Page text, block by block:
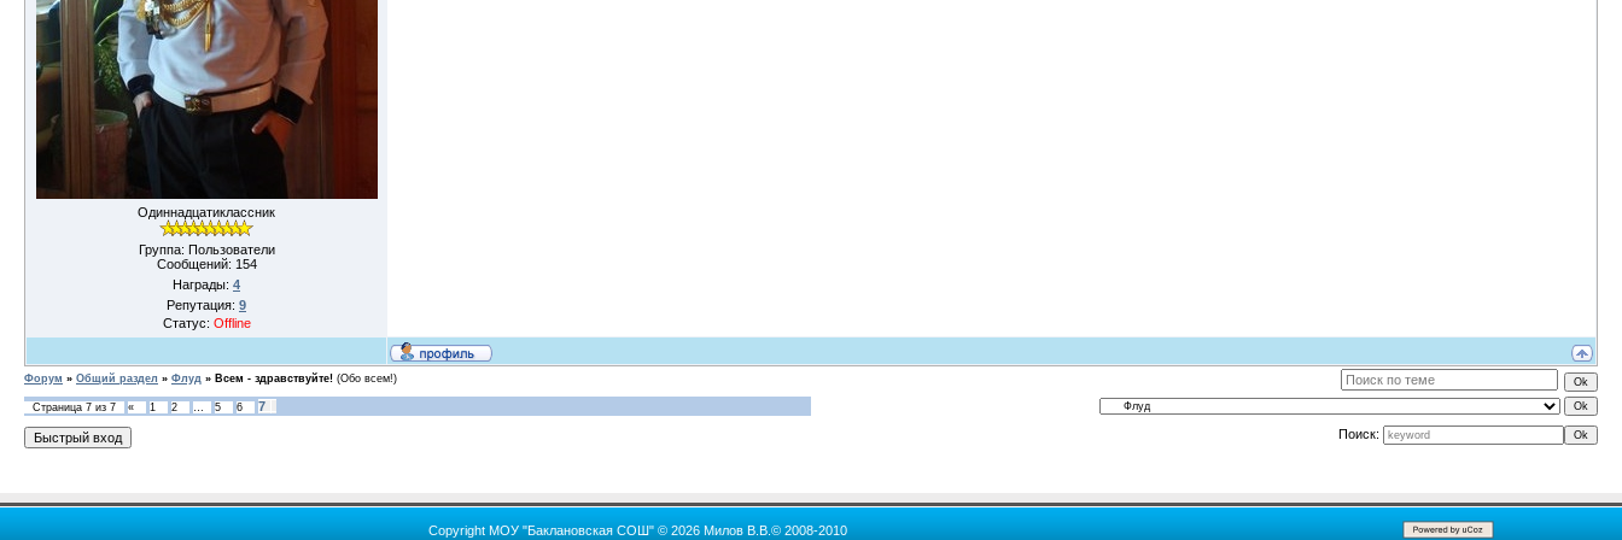
Одиннадцатиклассник
Группа: Пользователи
Сообщений: 154
Награды: 4
Репутация: 9
Статус: Offline
Форум » Общий раздел » Флуд » Всем - здравствуйте! (Обо всем!)
Страница 7 из 7 « 1 2 … 5 6
7
Поиск:
Copyright МОУ "Баклановская СОШ" © 2026 Милов В.В.© 2008-2010